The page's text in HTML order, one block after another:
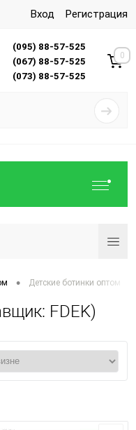
Вход Регистрация
(095) 88-57-525
(067) 88-57-525
(073) 88-57-525
0
• Детские ботинки оптом
FDEK)